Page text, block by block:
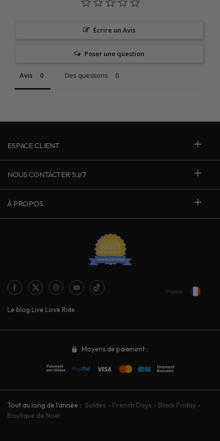
Écrire un Avis
Poser une question
Avis Des questions
ESPACE CLIENT
NOUS CONTACTER 5J/7
À PROPOS
Le blog Live Love Ride
France
Moyens de paiement :
Tout au long de l'année : Soldes - French Days - Black Friday -
Boutique de Noël